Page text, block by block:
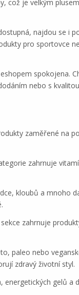
což je velkým
najdou se i
pro sportovce
spokojena.
nebo s
zaměřené na
zahrnuje
kloubů a mnoho
zahrnuje
paleo nebo
zdravý životní styl.
energetických gelů a